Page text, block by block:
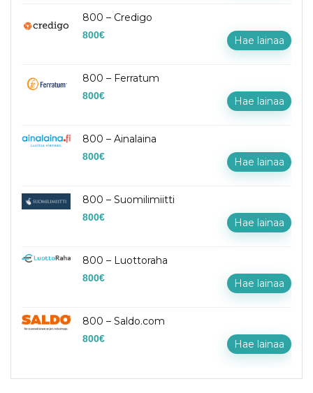
800 – Credigo
800€ Hae lainaa
800 – Ferratum
800€ Hae lainaa
800 – Ainalaina
800€ Hae lainaa
800 – Suomilimiitti
800€ Hae lainaa
800 – Luottoraha
800€ Hae lainaa
800 – Saldo.com
800€ Hae lainaa